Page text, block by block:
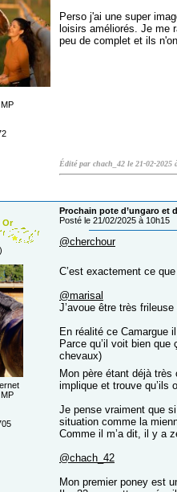
Perso j'ai une super
loisirs améliorés. Je me
peu de complet et ils
Édité par chach_42 le 21-02-2025
Or
)
Prochain pote d’ungaro et
Posté le 21/02/2025 à 10h15
@cherchour
C’est exactement ce
@marisal
J’avoue être très
En réalité ce Camargue
Parce qu’il voit bien
chevaux)
Mon père étant déjà
implique et trouve qu’ils
Je pense vraiment que
situation comme la
Comme il m’a dit, il y a
@chach_42
Mon premier poney est